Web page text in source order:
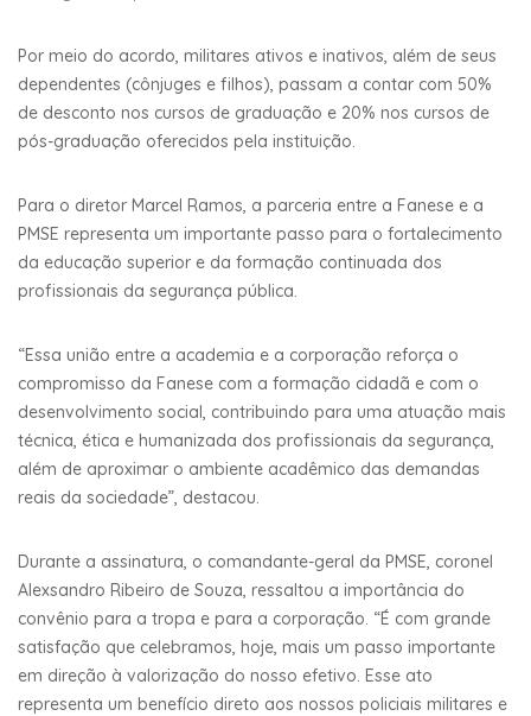
Por meio do acordo, militares ativos e inativos, além de seus
dependentes (cônjuges e filhos), passam a contar com 50%
de desconto nos cursos de graduação e 20% nos cursos de
pós-graduação oferecidos pela instituição.
Para o diretor Marcel Ramos, a parceria entre a Fanese e a
PMSE representa um importante passo para o fortalecimento
da educação superior e da formação continuada dos
profissionais da segurança pública.
“Essa união entre a academia e a corporação reforça o
compromisso da Fanese com a formação cidadã e com o
desenvolvimento social, contribuindo para uma atuação mais
técnica, ética e humanizada dos profissionais da segurança,
além de aproximar o ambiente acadêmico das demandas
reais da sociedade”, destacou.
Durante a assinatura, o comandante-geral da PMSE, coronel
Alexsandro Ribeiro de Souza, ressaltou a importância do
convênio para a tropa e para a corporação. “É com grande
satisfação que celebramos, hoje, mais um passo importante
em direção à valorização do nosso efetivo. Esse ato
representa um benefício direto aos nossos policiais militares e